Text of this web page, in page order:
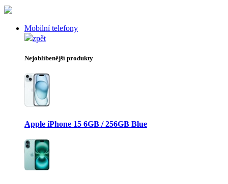
Mobilní telefony
zpět
Nejoblíbenější produkty
Apple iPhone 15 6GB / 256GB Blue